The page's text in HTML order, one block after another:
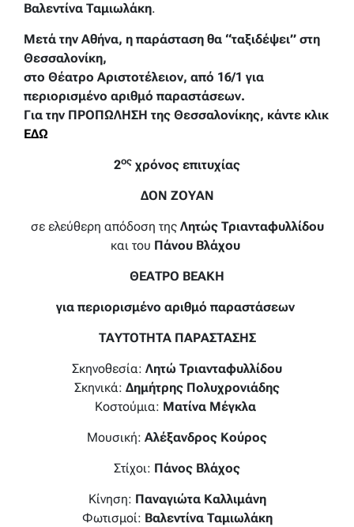
Βαλεντίνα Ταμιωλάκη.
Μετά την Αθήνα, η παράσταση θα “ταξιδέψει” στη
Θεσσαλονίκη,
στο Θέατρο Αριστοτέλειον, από 16/1 για
περιορισμένο αριθμό παραστάσεων.
Για την ΠΡΟΠΩΛΗΣΗ της Θεσσαλονίκης, κάντε κλικ
ΕΔΩ
2ος χρόνος επιτυχίας
ΔΟΝ ΖΟΥΑΝ
σε ελεύθερη απόδοση τηςΛητώς Τριανταφυλλίδου
και του Πάνου Βλάχου
ΘΕΑΤΡΟ ΒΕΑΚΗ
για περιορισμένο αριθμό παραστάσεων
ΤΑΥΤΟΤΗΤΑ ΠΑΡΑΣΤΑΣΗΣ
Σκηνοθεσία: Λητώ Τριανταφυλλίδου
Σκηνικά: Δημήτρης Πολυχρονιάδης
Κοστούμια: Ματίνα Μέγκλα
Μουσική: Αλέξανδρος Κούρος
Στίχοι: Πάνος Βλάχος
Κίνηση: Παναγιώτα Καλλιμάνη
Φωτισμοί: Βαλεντίνα Ταμιωλάκη